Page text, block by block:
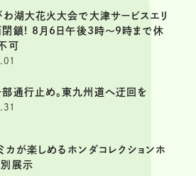
わ湖大花火大会で大津サービスエリ
閉鎖! 8月6日午後3時～9時まで休
可
通行止め。東九州道へ迂回を
カが楽しめるホンダコレクションホ
展示